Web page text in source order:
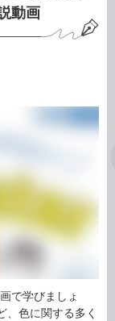
動画
で学びましょ
、色に関する多く